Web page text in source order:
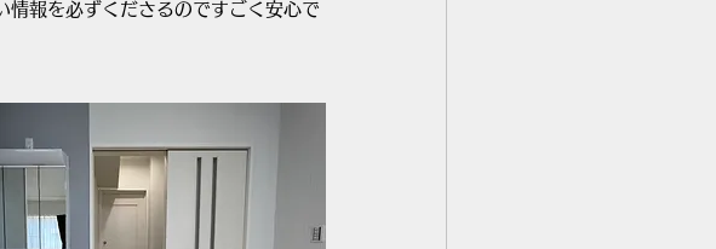
情報を必ずくださるのですごく安心で